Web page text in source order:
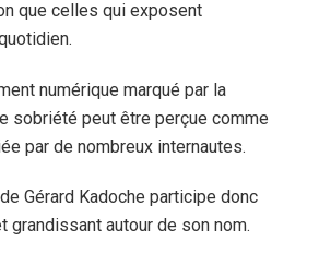
que celles qui exposent
numérique marqué par la
sobriété peut être perçue comme
par de nombreux internautes.
Gérard Kadoche participe donc
grandissant autour de son nom.